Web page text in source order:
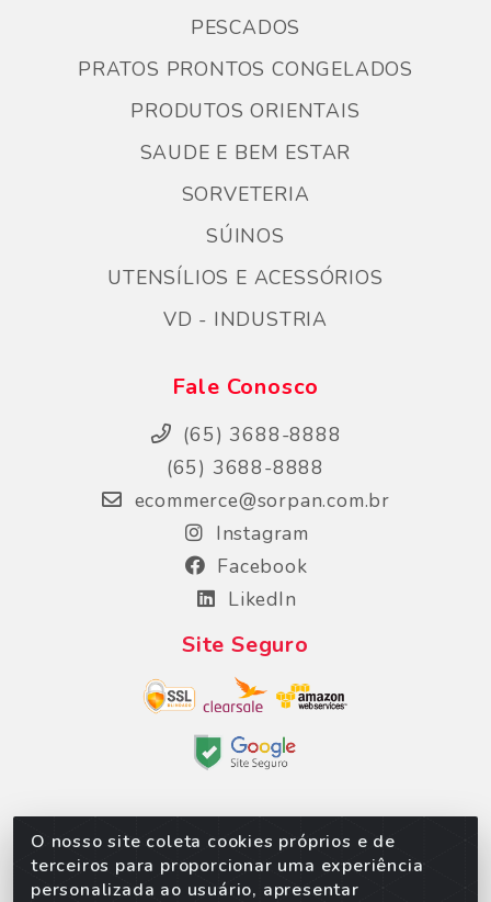
O nosso site coleta cookies próprios e de
terceiros para proporcionar uma experiência
personalizada ao usuário, apresentar
PESCADOS
PRATOS PRONTOS CONGELADOS
PRODUTOS ORIENTAIS
SAUDE E BEM ESTAR
SORVETERIA
SÚINOS
UTENSÍLIOS E ACESSÓRIOS
VD - INDUSTRIA
Fale Conosco
(65) 3688-8888
(65) 3688-8888
ecommerce@sorpan.com.br
Instagram
Facebook
LikedIn
Site Seguro
Sorpan - Rodovia dos Imigrantes, Lote 06, São
Matheus, Várzea Grande/MT – CEP 78152-135 -